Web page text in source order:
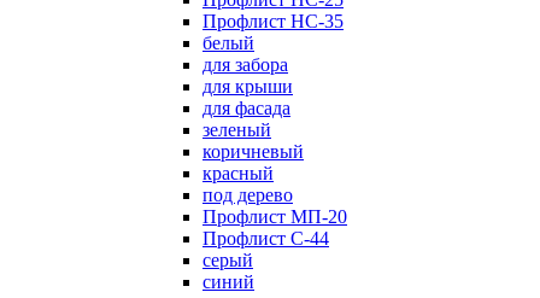
Профлист НС-35
белый
для забора
для крыши
для фасада
зеленый
коричневый
красный
под дерево
Профлист МП-20
Профлист С-44
серый
синий